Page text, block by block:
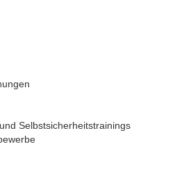
Selbstsicherheitstrainings